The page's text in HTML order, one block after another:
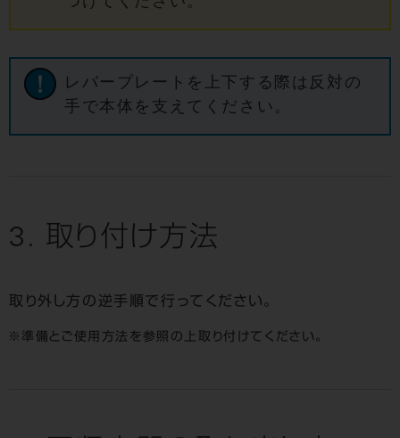
レバープレートを上下する際は反対の
手で本体を支えてください。
3. 取り付け方法
取り外し方の逆手順で行ってください。
準備とご使用方法を参照の上取り付けてください。